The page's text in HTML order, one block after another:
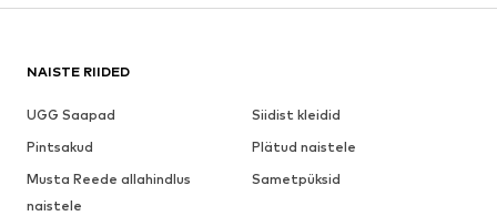
NAISTE RIIDED
UGG Saapad
Siidist kleidid
Pintsakud
Plätud naistele
Musta Reede allahindlus
naistele
Sametpüksid